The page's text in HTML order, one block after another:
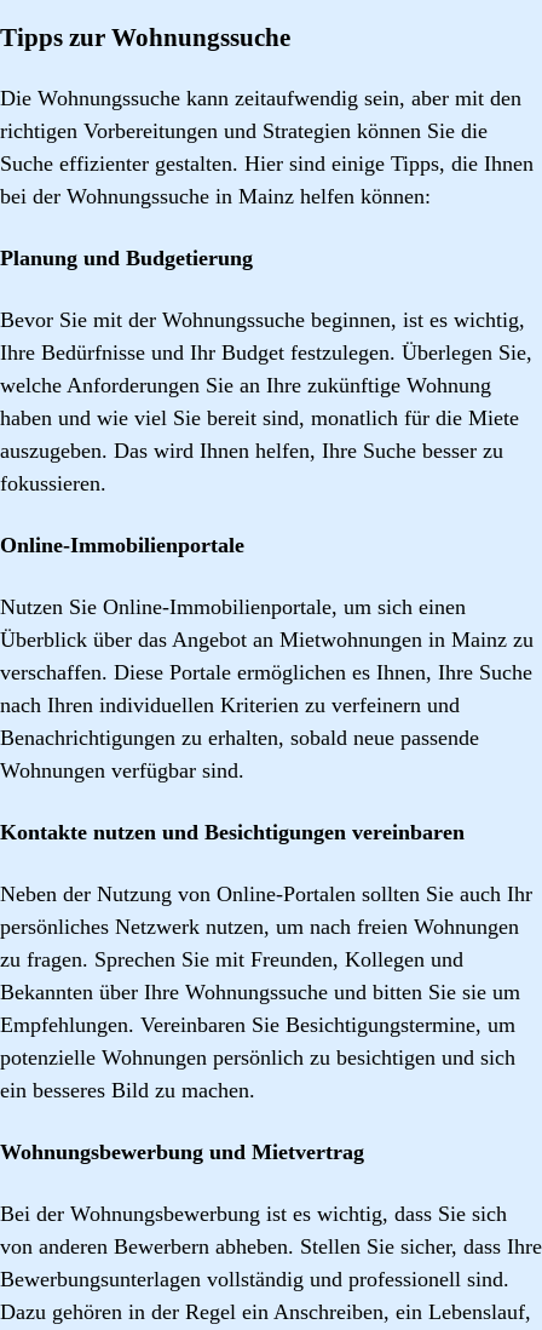
Tipps zur Wohnungssuche
Die Wohnungssuche kann zeitaufwendig sein, aber mit den
richtigen Vorbereitungen und Strategien können Sie die
Suche effizienter gestalten. Hier sind einige Tipps, die Ihnen
bei der Wohnungssuche in Mainz helfen können:
Planung und Budgetierung
Bevor Sie mit der Wohnungssuche beginnen, ist es wichtig,
Ihre Bedürfnisse und Ihr Budget festzulegen. Überlegen Sie,
welche Anforderungen Sie an Ihre zukünftige Wohnung
haben und wie viel Sie bereit sind, monatlich für die Miete
auszugeben. Das wird Ihnen helfen, Ihre Suche besser zu
fokussieren.
Online-Immobilienportale
Nutzen Sie Online-Immobilienportale, um sich einen
Überblick über das Angebot an Mietwohnungen in Mainz zu
verschaffen. Diese Portale ermöglichen es Ihnen, Ihre Suche
nach Ihren individuellen Kriterien zu verfeinern und
Benachrichtigungen zu erhalten, sobald neue passende
Wohnungen verfügbar sind.
Kontakte nutzen und Besichtigungen vereinbaren
Neben der Nutzung von Online-Portalen sollten Sie auch Ihr
persönliches Netzwerk nutzen, um nach freien Wohnungen
zu fragen. Sprechen Sie mit Freunden, Kollegen und
Bekannten über Ihre Wohnungssuche und bitten Sie sie um
Empfehlungen. Vereinbaren Sie Besichtigungstermine, um
potenzielle Wohnungen persönlich zu besichtigen und sich
ein besseres Bild zu machen.
Wohnungsbewerbung und Mietvertrag
Bei der Wohnungsbewerbung ist es wichtig, dass Sie sich
von anderen Bewerbern abheben. Stellen Sie sicher, dass Ihre
Bewerbungsunterlagen vollständig und professionell sind.
Dazu gehören in der Regel ein Anschreiben, ein Lebenslauf,